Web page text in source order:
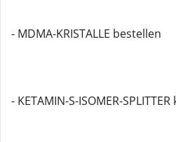
- MDMA-KRISTALLE bestellen
- KETAMIN-S-ISOMER-